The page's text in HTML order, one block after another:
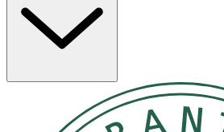
Förvara i rumstemperatur
OK för gravida och ammande:
AQUA, CAPRYLIC/CAPRIC